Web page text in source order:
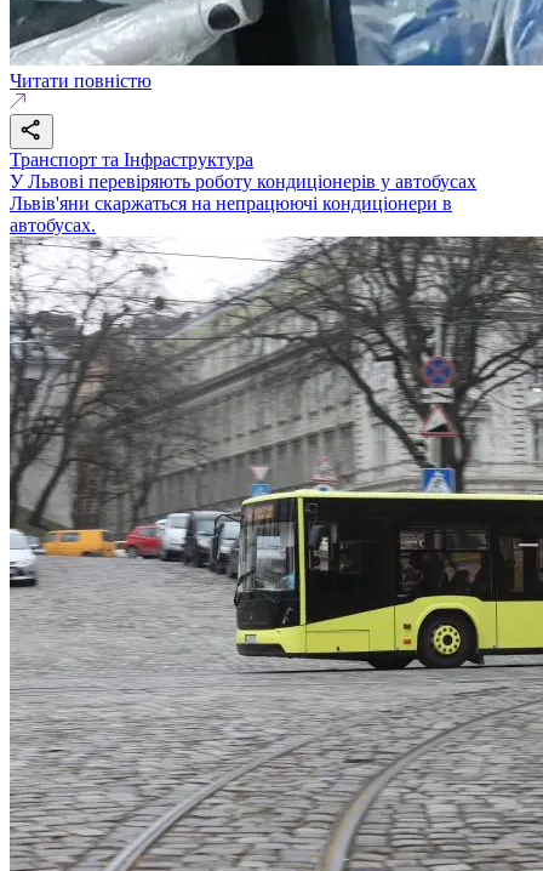
Читати повністю
Транспорт та Інфраструктура
У Львові перевіряють роботу кондиціонерів у автобусах
Львів'яни скаржаться на непрацюючі кондиціонери в
автобусах.